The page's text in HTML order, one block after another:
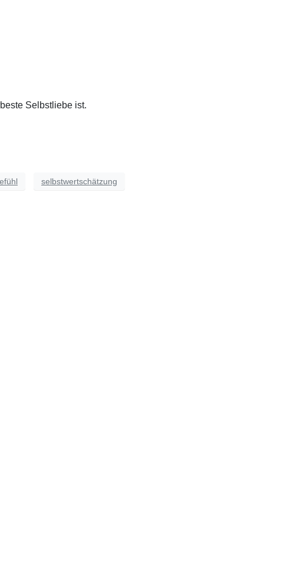
Selbstliebe ist.
selbstwertschätzung